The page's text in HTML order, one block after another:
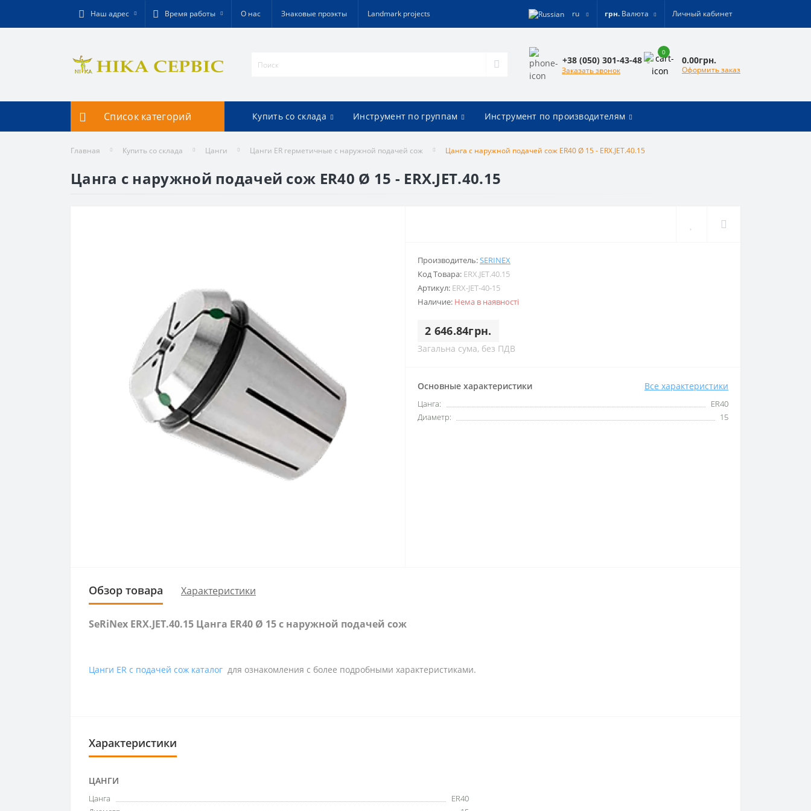
Наш адрес Время работы О нас Знаковые проэкты Landmark projects ru грн. Валюта Личный кабинет
+38 (050) 301-43-48
Заказать звонок
0
0.00грн.
Оформить заказ
Список категорий Купить со склада Инструмент по группам Инструмент по производителям
Главная Купить со склада Цанги Цанги ER герметичные с наружной подачей сож Цанга с наружной подачей сож ER40 Ø 15 - ERX.JET.40.15
Цанга с наружной подачей сож ER40 Ø 15 - ERX.JET.40.15
Производитель:SERINEX
Код Товара: ERX.JET.40.15
Артикул: ERX-JET-40-15
Наличие: Нема в наявності
2 646.84грн.
Загальна сума, без ПДВ
Основные характеристики Все характеристики
Цанга:
ER40
Диаметр:
15
Обзор товара Характеристики
SeRiNex ERX.JET.40.15 Цанга ER40 Ø 15 с наружной подачей сож
Цанги ER с подачей сож каталог для ознакомления с более подробными характеристиками.
Характеристики
ЦАНГИ
Цанга
ER40